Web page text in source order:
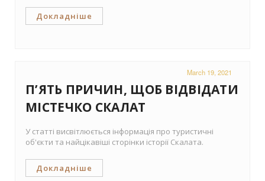
Докладніше
March 19, 2021
П’ЯТЬ ПРИЧИН, ЩОБ ВІДВІДАТИ
МІСТЕЧКО СКАЛАТ
У статті висвітлюється інформація про туристичні
об'єкти та найцікавіші сторінки історії Скалата.
Докладніше